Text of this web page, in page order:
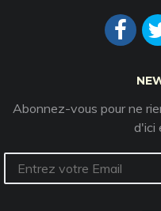
Abonnez-vous pour ne
d'ici